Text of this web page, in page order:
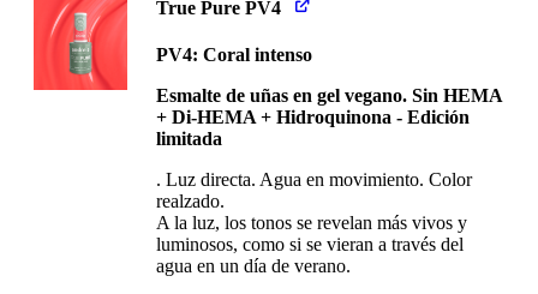
True Pure PV4
PV4: Coral intenso
Esmalte de uñas en gel vegano. Sin HEMA
+ Di-HEMA + Hidroquinona - Edición
limitada
. Luz directa. Agua en movimiento. Color
realzado.
A la luz, los tonos se revelan más vivos y
luminosos, como si se vieran a través del
agua en un día de verano.